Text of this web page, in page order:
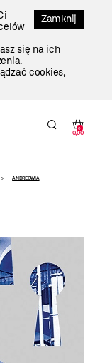
Zamknij
się na ich
cookies,
0
0,00
ANDREOWIA